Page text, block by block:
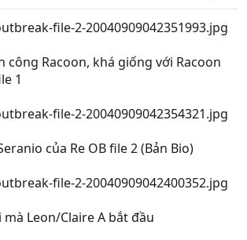
công Racoon, khá giống với Racoon
1
của Re OB file 2 (Bản Bio)
Leon/Claire A bắt đầu